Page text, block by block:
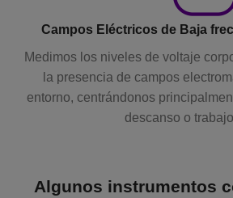
Campos Eléctricos de Baja
Medimos los niveles de voltaje
la presencia de campos
entorno, centrándonos
descanso o
Algunos instrumentos